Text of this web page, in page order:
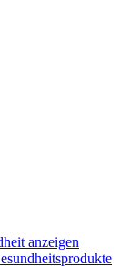
anzeigen